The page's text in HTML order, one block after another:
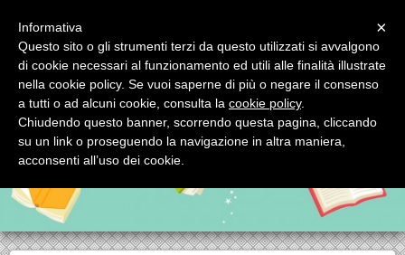
SCORPIONE EDITRICE SRL
SCORPIONE EDITRICE SRL via Mignogna, 1 - tel. 0994593993 74123
TARANTO (Italy)
×
Informativa
Questo sito o gli strumenti terzi da questo utilizzati si avvalgono
di cookie necessari al funzionamento ed utili alle finalità illustrate
nella cookie policy. Se vuoi saperne di più o negare il consenso
a tutti o ad alcuni cookie, consulta la cookie policy.
Chiudendo questo banner, scorrendo questa pagina, cliccando
su un link o proseguendo la navigazione in altra maniera,
acconsenti all’uso dei cookie.